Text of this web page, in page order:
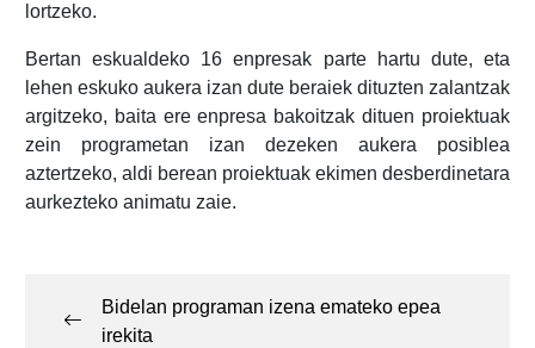
lortzeko.
Bertan eskualdeko 16 enpresak parte hartu dute, eta
lehen eskuko aukera izan dute beraiek dituzten zalantzak
argitzeko, baita ere enpresa bakoitzak dituen proiektuak
zein programetan izan dezeken aukera posiblea
aztertzeko, aldi berean proiektuak ekimen desberdinetara
aurkezteko animatu zaie.
Bidelan programan izena emateko epea
irekita